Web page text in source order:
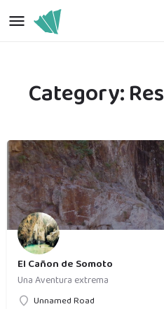
Category:
El Cañon de Somoto
Una Aventura extrema
Unnamed Road